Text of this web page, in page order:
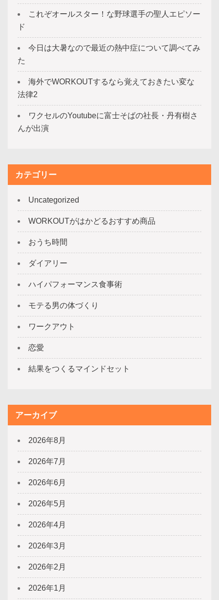
これぞオールスター！な野球選手の聖人エピソー
ド
今日は大暑なので最近の熱中症について調べてみ
た
海外でWORKOUTするなら覚えておきたい変な
法律2
ワクセルのYoutubeに富士そばの社長・丹有樹さ
んが出演
カテゴリー
Uncategorized
WORKOUTがはかどるおすすめ商品
おうち時間
ダイアリー
ハイパフォーマンス食事術
モテる男の体づくり
ワークアウト
恋愛
結果をつくるマインドセット
アーカイブ
2026年8月
2026年7月
2026年6月
2026年5月
2026年4月
2026年3月
2026年2月
2026年1月